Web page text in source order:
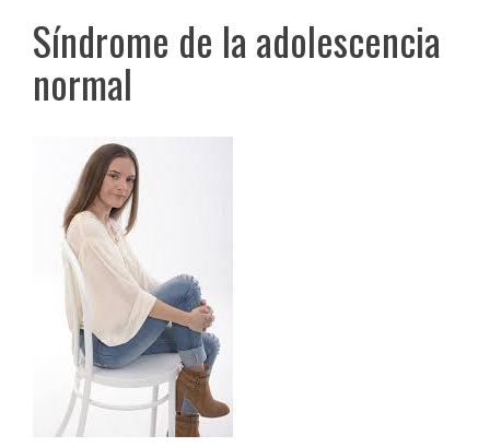
Síndrome de la adolescencia
normal